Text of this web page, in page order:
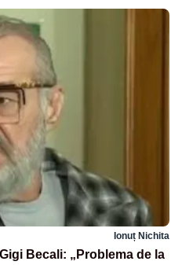
Ionuț Nichita
Becali: „Problema de la